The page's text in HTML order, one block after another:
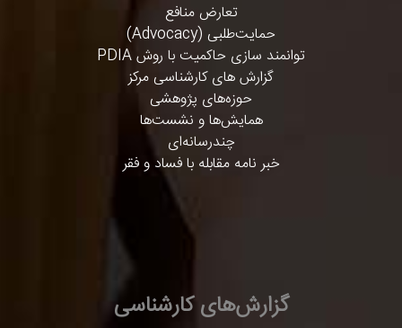
تعارض منافع
حمایت‌طلبی (Advocacy)
توانمند سازی حاکمیت با روش PDIA
گزارش های کارشناسی مرکز
حوزه‌های پژوهشی
همایش‌ها و نشست‌ها
چندرسانه‌ای
خبر نامه مقابله با فساد و فقر
گزارش‌های کارشناسی